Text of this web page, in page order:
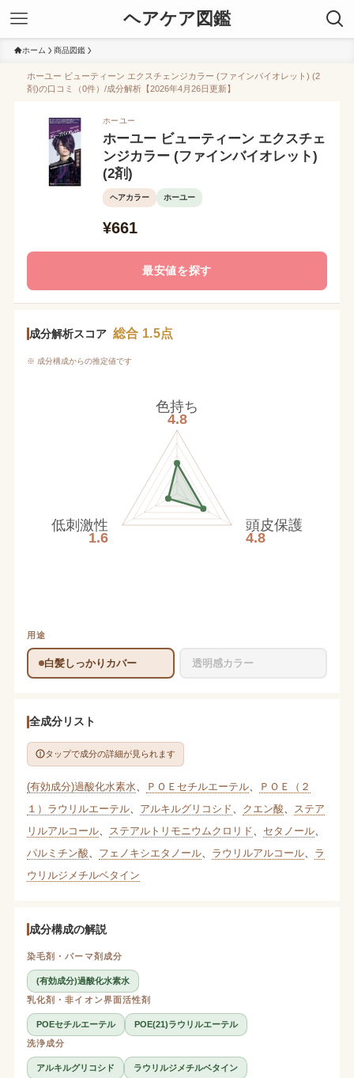
ヘアケア図鑑
ホーム 商品図鑑
ホーユー ビューティーン エクスチェンジカラー (ファインバイオレット) (2
剤)の口コミ（0件）/成分解析【2026年4月26日更新】
ホーユー
ホーユー ビューティーン エクスチェ
ンジカラー (ファインバイオレット)
(2剤)
ヘアカラー ホーユー
¥661
最安値を探す
成分解析スコア 総合 1.5点
※ 成分構成からの推定値です
色持ち
4.8
頭皮保護
4.8
低刺激性
1.6
用途
白髪しっかりカバー 透明感カラー
全成分リスト
タップで成分の詳細が見られます
(有効成分)過酸化水素水 ＰＯＥセチルエーテル、
ＰＯＥ（２
１）ラウリルエーテル、 アルキルグリコシド クエン酸
ステア
リルアルコール、 ステアルトリモニウムクロリド セタノール、
パルミチン酸
フェノキシエタノール、 ラウリルアルコール、 ラ
ウリルジメチルベタイン
成分構成の解説
染毛剤・パーマ剤成分
(有効成分)過酸化水素水
乳化剤・非イオン界面活性剤
POEセチルエーテル
POE(21)ラウリルエーテル
洗浄成分
アルキルグリコシド
ラウリルジメチルベタイン